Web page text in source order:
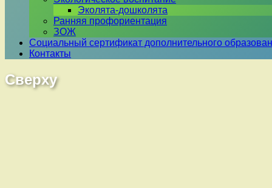
Эколята-дошколята
Ранняя профориентация
ЗОЖ
Социальный сертификат дополнительного
Контакты
Сверху